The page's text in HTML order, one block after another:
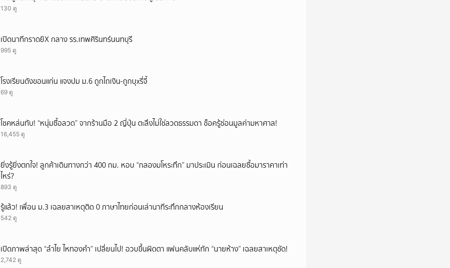
130 ดู
เปิดนาทีกราดยิX กลาง รร.เทพศิรินทร์นนทบุรี
995 ดู
โรงเรียนดังขอนแก่น แจงปม ม.6 ถูกไถเงิน-ถูกบุxรี่จี้
69 ดู
โชคหล่นทับ! “หนุ่มซื้อลวด” จากร้านมือ 2 ญี่ปุ่น ตะลึงไม่ใช่ลวดธรรมดา ช็อครู้ซ่อนมูลค่ามหาศาล!
16,455 ดู
ยิ่งรู้ยิ่งตกใจ! ลูกค้าเดินทางกว่า 400 กม. หอบ “กลองมโหระทึก” มาประเมิน ก่อนเฉลยซื้อมาราคาเท่า
ไหร่?
893 ดู
รู้แล้ว! เพื่อน ม.3 เฉลยสาเหตุติด 0 ภาษาไทยก่อนเล่านาทีระทึกกลางห้องเรียน
542 ดู
เปิดภาพล่าสุด “ลำไย ไหทองคำ” เปลี่ยนไป! อวบขึ้นผิดตา แฟนคลับแห่ทัก “นายห้าง” เฉลยสาเหตุชัด!
2,742 ดู